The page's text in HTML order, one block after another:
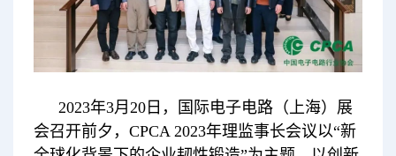
2023年3月20日，国际电子电路（上海）展
会召开前夕，CPCA 2023年理监事长会议以“新